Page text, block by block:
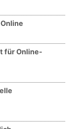
für Online-